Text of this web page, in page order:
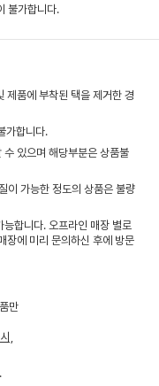
불가합니다.
제품에 부착된 택을 제거한 경
가합니다.
있으며 해당부분은 상품불
이 가능한 정도의 상품은 불량
합니다. 오프라인 매장 별로
장에 미리 문의하신 후에 방문
만
,